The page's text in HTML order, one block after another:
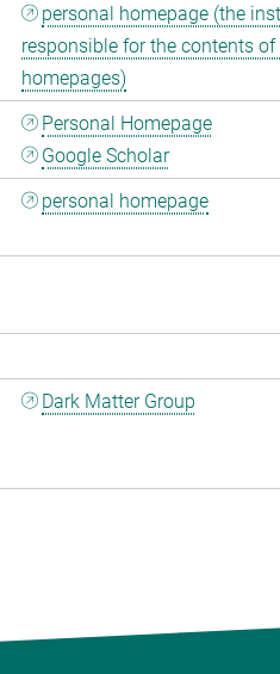
personal homepage (the
responsible for the contents of
homepages)
Personal Homepage
Google Scholar
personal homepage
Dark Matter Group